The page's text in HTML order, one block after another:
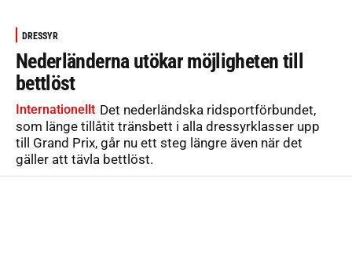
DRESSYR
Nederländerna utökar möjligheten till
bettlöst
Internationellt Det nederländska ridsportförbundet,
som länge tillåtit tränsbett i alla dressyrklasser upp
till Grand Prix, går nu ett steg längre även när det
gäller att tävla bettlöst.